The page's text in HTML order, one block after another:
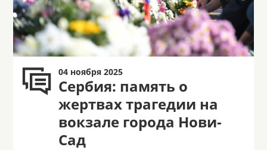
04 ноября 2025
Сербия: память о
жертвах трагедии на
вокзале города Нови-
Сад